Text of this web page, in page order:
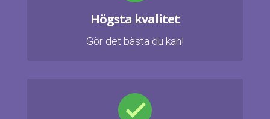
Högsta kvalitet
Gör det bästa du kan!